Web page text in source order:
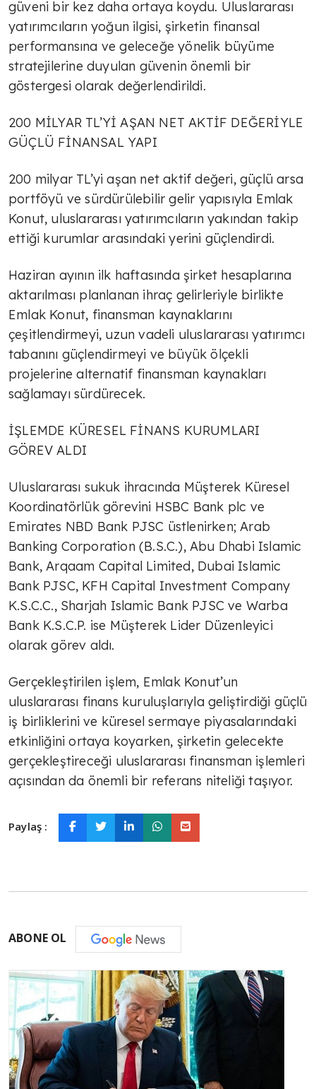
güveni bir kez daha ortaya koydu. Uluslararası
yatırımcıların yoğun ilgisi, şirketin finansal
performansına ve geleceğe yönelik büyüme
stratejilerine duyulan güvenin önemli bir
göstergesi olarak değerlendirildi.
200 MİLYAR TL’Yİ AŞAN NET AKTİF DEĞERİYLE
GÜÇLÜ FİNANSAL YAPI
200 milyar TL’yi aşan net aktif değeri, güçlü arsa
portföyü ve sürdürülebilir gelir yapısıyla Emlak
Konut, uluslararası yatırımcıların yakından takip
ettiği kurumlar arasındaki yerini güçlendirdi.
Haziran ayının ilk haftasında şirket hesaplarına
aktarılması planlanan ihraç gelirleriyle birlikte
Emlak Konut, finansman kaynaklarını
çeşitlendirmeyi, uzun vadeli uluslararası yatırımcı
tabanını güçlendirmeyi ve büyük ölçekli
projelerine alternatif finansman kaynakları
sağlamayı sürdürecek.
İŞLEMDE KÜRESEL FİNANS KURUMLARI
GÖREV ALDI
Uluslararası sukuk ihracında Müşterek Küresel
Koordinatörlük görevini HSBC Bank plc ve
Emirates NBD Bank PJSC üstlenirken; Arab
Banking Corporation (B.S.C.), Abu Dhabi Islamic
Bank, Arqaam Capital Limited, Dubai Islamic
Bank PJSC, KFH Capital Investment Company
K.S.C.C., Sharjah Islamic Bank PJSC ve Warba
Bank K.S.C.P. ise Müşterek Lider Düzenleyici
olarak görev aldı.
Gerçekleştirilen işlem, Emlak Konut’un
uluslararası finans kuruluşlarıyla geliştirdiği güçlü
iş birliklerini ve küresel sermaye piyasalarındaki
etkinliğini ortaya koyarken, şirketin gelecekte
gerçekleştireceği uluslararası finansman işlemleri
açısından da önemli bir referans niteliği taşıyor.
Paylaş :
ABONE OL